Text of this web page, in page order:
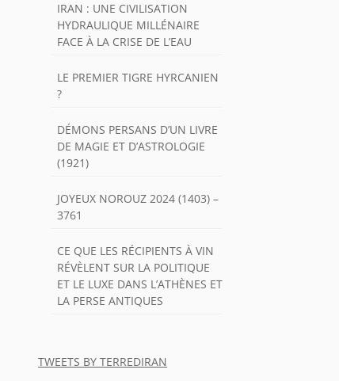
IRAN : UNE CIVILISATION
HYDRAULIQUE MILLÉNAIRE
FACE À LA CRISE DE L’EAU
LE PREMIER TIGRE HYRCANIEN
?
DÉMONS PERSANS D’UN LIVRE
DE MAGIE ET D’ASTROLOGIE
(1921)
JOYEUX NOROUZ 2024 (1403) –
3761
CE QUE LES RÉCIPIENTS À VIN
RÉVÈLENT SUR LA POLITIQUE
ET LE LUXE DANS L’ATHÈNES ET
LA PERSE ANTIQUES
TWEETS BY TERREDIRAN